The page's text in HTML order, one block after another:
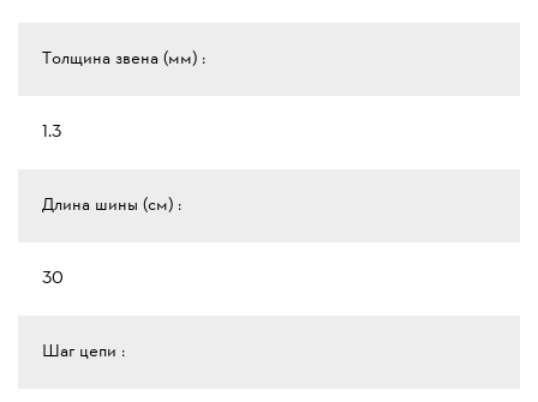
Толщина звена (мм) :
1.3
Длина шины (см) :
30
Шаг цепи :